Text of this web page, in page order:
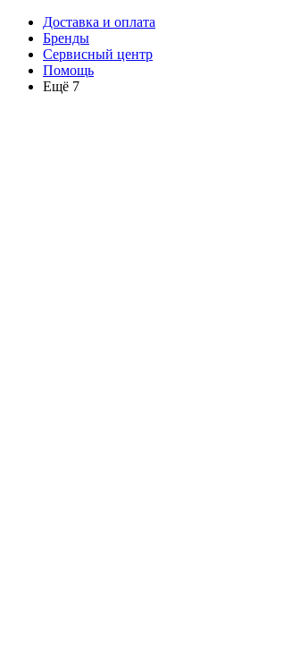
Доставка и оплата
Бренды
Сервисный центр
Помощь
Ещё 7